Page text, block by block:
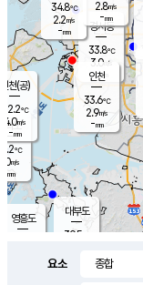
의도
℃
m/s
mm
영흥도
대부도
30.5
경서동
33.8℃
3.0m/s
-mm
34.8℃
2.2m/s
-mm
2.8m/s
-mm
인천(공)
32.2℃
4.0m/s
-mm
인천
33.6℃
2.9m/s
-mm
요소